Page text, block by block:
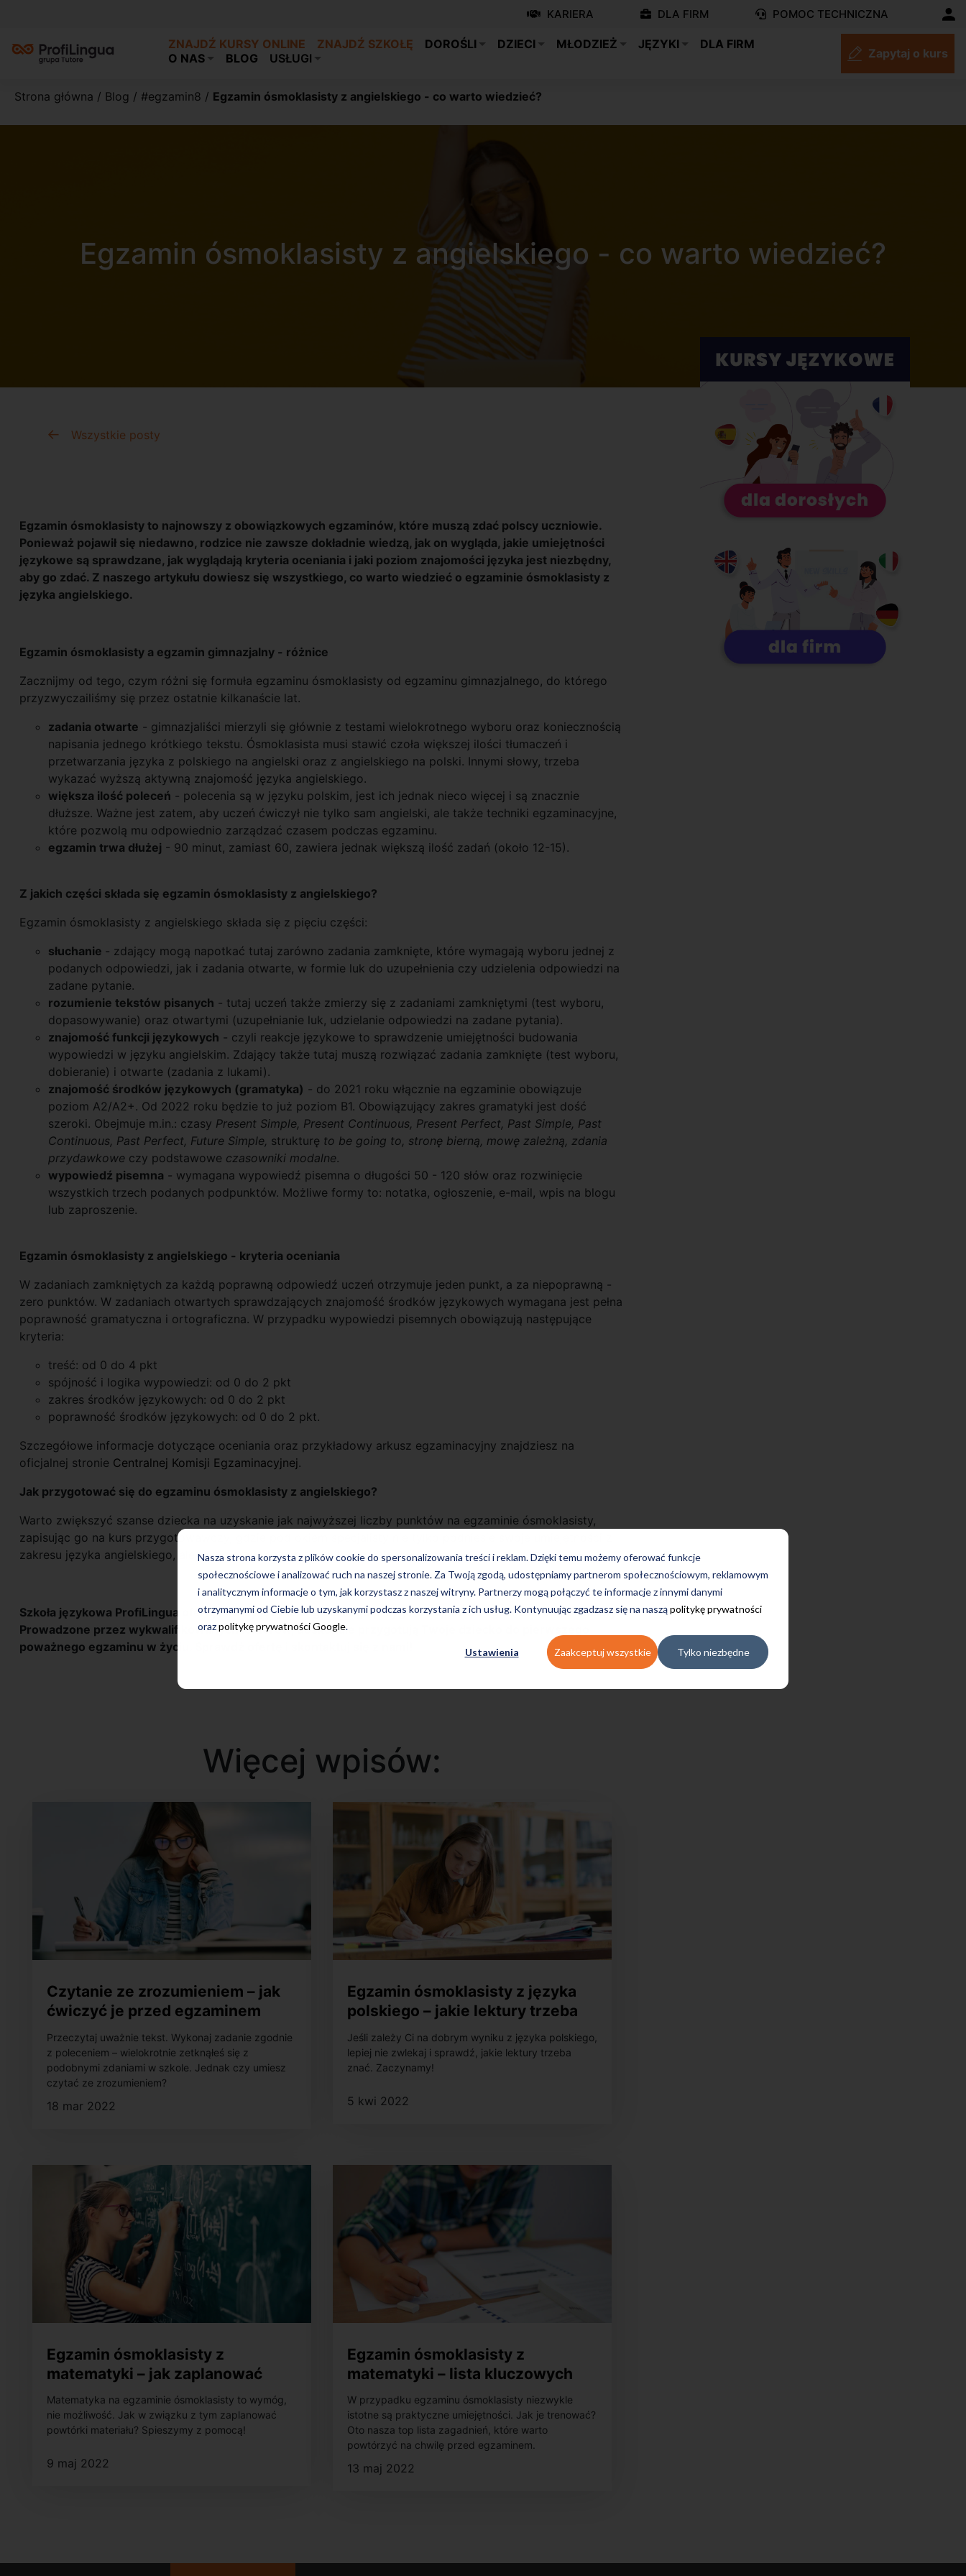
Nasza strona korzysta z plików cookie do spersonalizowania treści i reklam. Dzięki temu możemy oferować funkcje
społecznościowe i analizować ruch na naszej stronie. Za Twoją zgodą, udostępniamy partnerom społecznościowym, reklamowym
i analitycznym informacje o tym, jak korzystasz z naszej witryny. Partnerzy mogą połączyć te informacje z innymi danymi
otrzymanymi od Ciebie lub uzyskanymi podczas korzystania z ich usług. Kontynuując zgadzasz się na nasząpolitykę prywatności
orazpolitykę prywatności Google.
Ustawienia Zaakceptuj wszystkie Tylko niezbędne
KARIERA DLA FIRM POMOC TECHNICZNA
ZNAJDŹ KURSY ONLINE ZNAJDŹ SZKOŁĘ DOROŚLI DZIECI MŁODZIEŻ JĘZYKI
DLA FIRM
O NAS
BLOG USŁUGI Zapytaj o kurs
Strona główna / Blog / #egzamin8 / Egzamin ósmoklasisty z angielskiego - co warto wiedzieć?
Egzamin ósmoklasisty z angielskiego - co warto wiedzieć?
Wszystkie posty
Egzamin ósmoklasisty to najnowszy z obowiązkowych egzaminów, które muszą zdać polscy uczniowie.
Ponieważ pojawił się niedawno, rodzice nie zawsze dokładnie wiedzą, jak on wygląda, jakie umiejętności
językowe są sprawdzane, jak wyglądają kryteria oceniania i jaki poziom znajomości języka jest niezbędny,
aby go zdać. Z naszego artykułu dowiesz się wszystkiego, co warto wiedzieć o egzaminie ósmoklasisty z
języka angielskiego.
Egzamin ósmoklasisty a egzamin gimnazjalny - różnice
Zacznijmy od tego, czym różni się formuła egzaminu ósmoklasisty od egzaminu gimnazjalnego, do którego
przyzwyczailiśmy się przez ostatnie kilkanaście lat.
zadania otwarte - gimnazjaliści mierzyli się głównie z testami wielokrotnego wyboru oraz koniecznością
napisania jednego krótkiego tekstu. Ósmoklasista musi stawić czoła większej ilości tłumaczeń i
przetwarzania języka z polskiego na angielski oraz z angielskiego na polski. Innymi słowy, trzeba
wykazać wyższą aktywną znajomość języka angielskiego.
większa ilość poleceń - polecenia są w języku polskim, jest ich jednak nieco więcej i są znacznie
dłuższe. Ważne jest zatem, aby uczeń ćwiczył nie tylko sam angielski, ale także techniki egzaminacyjne,
które pozwolą mu odpowiednio zarządzać czasem podczas egzaminu.
egzamin trwa dłużej - 90 minut, zamiast 60, zawiera jednak większą ilość zadań (około 12-15).
Z jakich części składa się egzamin ósmoklasisty z angielskiego?
Egzamin ósmoklasisty z angielskiego składa się z pięciu części:
słuchanie - zdający mogą napotkać tutaj zarówno zadania zamknięte, które wymagają wyboru jednej z
podanych odpowiedzi, jak i zadania otwarte, w formie luk do uzupełnienia czy udzielenia odpowiedzi na
zadane pytanie.
rozumienie tekstów pisanych - tutaj uczeń także zmierzy się z zadaniami zamkniętymi (test wyboru,
dopasowywanie) oraz otwartymi (uzupełnianie luk, udzielanie odpowiedzi na zadane pytania).
znajomość funkcji językowych - czyli reakcje językowe to sprawdzenie umiejętności budowania
wypowiedzi w języku angielskim. Zdający także tutaj muszą rozwiązać zadania zamknięte (test wyboru,
dobieranie) i otwarte (zadania z lukami).
znajomość środków językowych (gramatyka) - do 2021 roku włącznie na egzaminie obowiązuje
poziom A2/A2+. Od 2022 roku będzie to już poziom B1. Obowiązujący zakres gramatyki jest dość
szeroki. Obejmuje m.in.: czasy Present Simple, Present Continuous, Present Perfect, Past Simple, Past
Continuous, Past Perfect, Future Simple, strukturę to be going to, stronę bierną, mowę zależną, zdania
przydawkowe czy podstawowe czasowniki modalne.
wypowiedź pisemna - wymagana wypowiedź pisemna o długości 50 - 120 słów oraz rozwinięcie
wszystkich trzech podanych podpunktów. Możliwe formy to: notatka, ogłoszenie, e-mail, wpis na blogu
lub zaproszenie.
Egzamin ósmoklasisty z angielskiego - kryteria oceniania
W zadaniach zamkniętych za każdą poprawną odpowiedź uczeń otrzymuje jeden punkt, a za niepoprawną -
zero punktów. W zadaniach otwartych sprawdzających znajomość środków językowych wymagana jest pełna
poprawność gramatyczna i ortograficzna. W przypadku wypowiedzi pisemnych obowiązują następujące
kryteria:
treść: od 0 do 4 pkt
spójność i logika wypowiedzi: od 0 do 2 pkt
zakres środków językowych: od 0 do 2 pkt
poprawność środków językowych: od 0 do 2 pkt.
Szczegółowe informacje dotyczące oceniania oraz przykładowy arkusz egzaminacyjny znajdziesz na
oficjalnej stronie Centralnej Komisji Egzaminacyjnej.
Jak przygotować się do egzaminu ósmoklasisty z angielskiego?
Warto zwiększyć szanse dziecka na uzyskanie jak najwyższej liczby punktów na egzaminie ósmoklasisty,
zapisując go na kurs przygotowawczy, gdzie pod okiem specjalisty nie tylko podniesie swoje umiejętności z
zakresu języka angielskiego, ale także przydatnych technik egzaminacyjnych.
Szkoła językowa ProfiLingua oferujekursy języka angielskiegoprzygotowujące do egzaminu ósmoklasisty.
Prowadzone przez wykwalifikowanych lektorów, doskonale przygotują Twoje dziecko do pierwszego
poważnego egzaminu w życiu. Sprawdź ofertę i skontaktuj się z nami!
Więcej wpisów:
Czytanie ze zrozumieniem – jak
ćwiczyć je przed egzaminem
ósmoklasisty?
Przeczytaj uważnie tekst. Wykonaj zadanie zgodnie
z poleceniem – wielokrotnie zetknąłeś się z
podobnymi zdaniami w szkole. Jednak czy umiesz
czytać ze zrozumieniem?
18 mar 2022
Egzamin ósmoklasisty z języka
polskiego – jakie lektury trzeba
znać?
Jeśli zależy Ci na dobrym wyniku z języka polskiego,
lepiej nie zwlekaj i sprawdź, jakie lektury trzeba
znać. Zaczynamy!
5 kwi 2022
Egzamin ósmoklasisty z
matematyki – jak zaplanować
powtórki materiału?
Matematyka na egzaminie ósmoklasisty to wymóg,
nie możliwość. Jak w związku z tym zaplanować
powtórki materiału? Spieszymy z pomocą!
9 maj 2022
Egzamin ósmoklasisty z
matematyki – lista kluczowych
zagadnień
W przypadku egzaminu ósmoklasisty niezwykle
istotne są praktyczne umiejętności. Jak je trenować?
Oto nasza top lista zagadnień, które warto
powtórzyć na chwilę przed egzaminem.
13 maj 2022